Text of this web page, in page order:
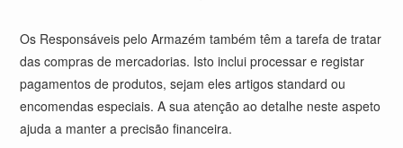
Os Responsáveis pelo Armazém também têm a tarefa de tratar
das compras de mercadorias. Isto inclui processar e registar
pagamentos de produtos, sejam eles artigos standard ou
encomendas especiais. A sua atenção ao detalhe neste aspeto
ajuda a manter a precisão financeira.